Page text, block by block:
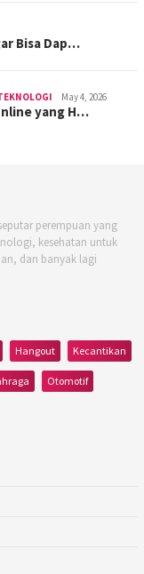
Bisa Dap…
May 4, 2026
yang H…
perempuan yang
kesehatan untuk
dan banyak lagi
Hangout Kecantikan
Otomotif